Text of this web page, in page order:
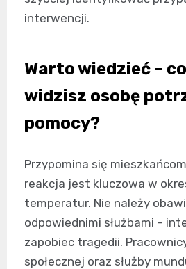
interwencji.
Warto wiedzieć –
widzisz osobę
pomocy?
Przypomina się
reakcja jest kluczowa w
temperatur. Nie należy
odpowiednimi służbami –
zapobiec tragedii.
społecznej oraz służby